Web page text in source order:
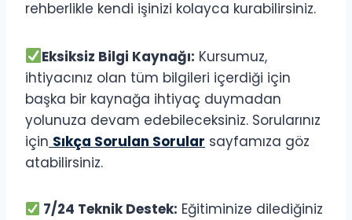
rehberlikle kendi işinizi kolayca kurabilirsiniz.
Eksiksiz Bilgi Kaynağı: Kursumuz,
ihtiyacınız olan tüm bilgileri içerdiği için
başka bir kaynağa ihtiyaç duymadan
yolunuza devam edebileceksiniz. Sorularınız
için Sıkça Sorulan Sorular sayfamıza göz
atabilirsiniz.
7/24 Teknik Destek: Eğitiminize dilediğiniz